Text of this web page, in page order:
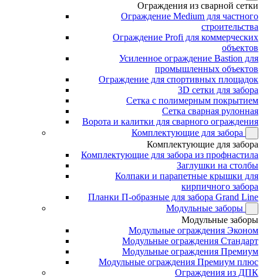
Ограждения из сварной сетки
Ограждение Medium для частного
строительства
Ограждение Profi для коммерческих
объектов
Усиленное ограждение Bastion для
промышленных объектов
Ограждение для спортивных площадок
3D сетки для забора
Сетка с полимерным покрытием
Сетка сварная рулонная
Ворота и калитки для сварного ограждения
Комплектующие для забора
Комплектующие для забора
Комплектующие для забора из профнастила
Заглушки на столбы
Колпаки и парапетные крышки для
кирпичного забора
Планки П-образные для забора Grand Line
Модульные заборы
Модульные заборы
Модульные ограждения Эконом
Модульные ограждения Стандарт
Модульные ограждения Премиум
Модульные ограждения Премиум плюс
Ограждения из ДПК